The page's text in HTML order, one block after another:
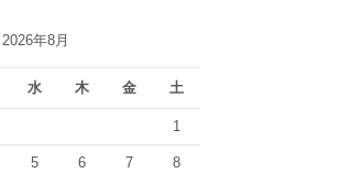
2026年8月
水 木 金 土
1
5 6 7 8